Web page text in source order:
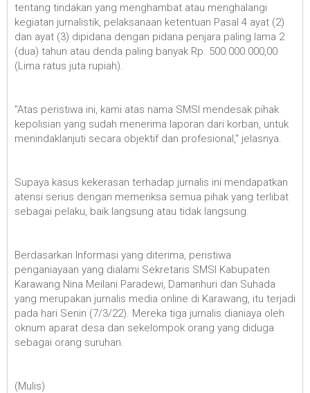
tentang tindakan yang menghambat atau menghalangi
kegiatan jurnalistik, pelaksanaan ketentuan Pasal 4 ayat (2)
dan ayat (3) dipidana dengan pidana penjara paling lama 2
(dua) tahun atau denda paling banyak Rp. 500.000.000,00
(Lima ratus juta rupiah).
"Atas peristiwa ini, kami atas nama SMSI mendesak pihak
kepolisian yang sudah menerima laporan dari korban, untuk
menindaklanjuti secara objektif dan profesional," jelasnya.
Supaya kasus kekerasan terhadap jurnalis ini mendapatkan
atensi serius dengan memeriksa semua pihak yang terlibat
sebagai pelaku, baik langsung atau tidak langsung.
Berdasarkan Informasi yang diterima, peristiwa
penganiayaan yang dialami Sekretaris SMSI Kabupaten
Karawang Nina Meilani Paradewi, Damanhuri dan Suhada
yang merupakan jurnalis media online di Karawang, itu terjadi
pada hari Senin (7/3/22). Mereka tiga jurnalis dianiaya oleh
oknum aparat desa dan sekelompok orang yang diduga
sebagai orang suruhan.
(Mulis)